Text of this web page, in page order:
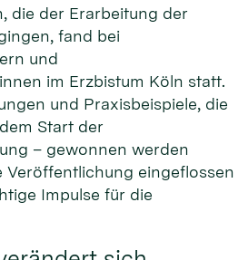
die der Erarbeitung der
fand bei
und
im Erzbistum Köln statt.
und Praxisbeispiele, die
Start der
– gewonnen werden
Veröffentlichung eingeflossen
Impulse für die